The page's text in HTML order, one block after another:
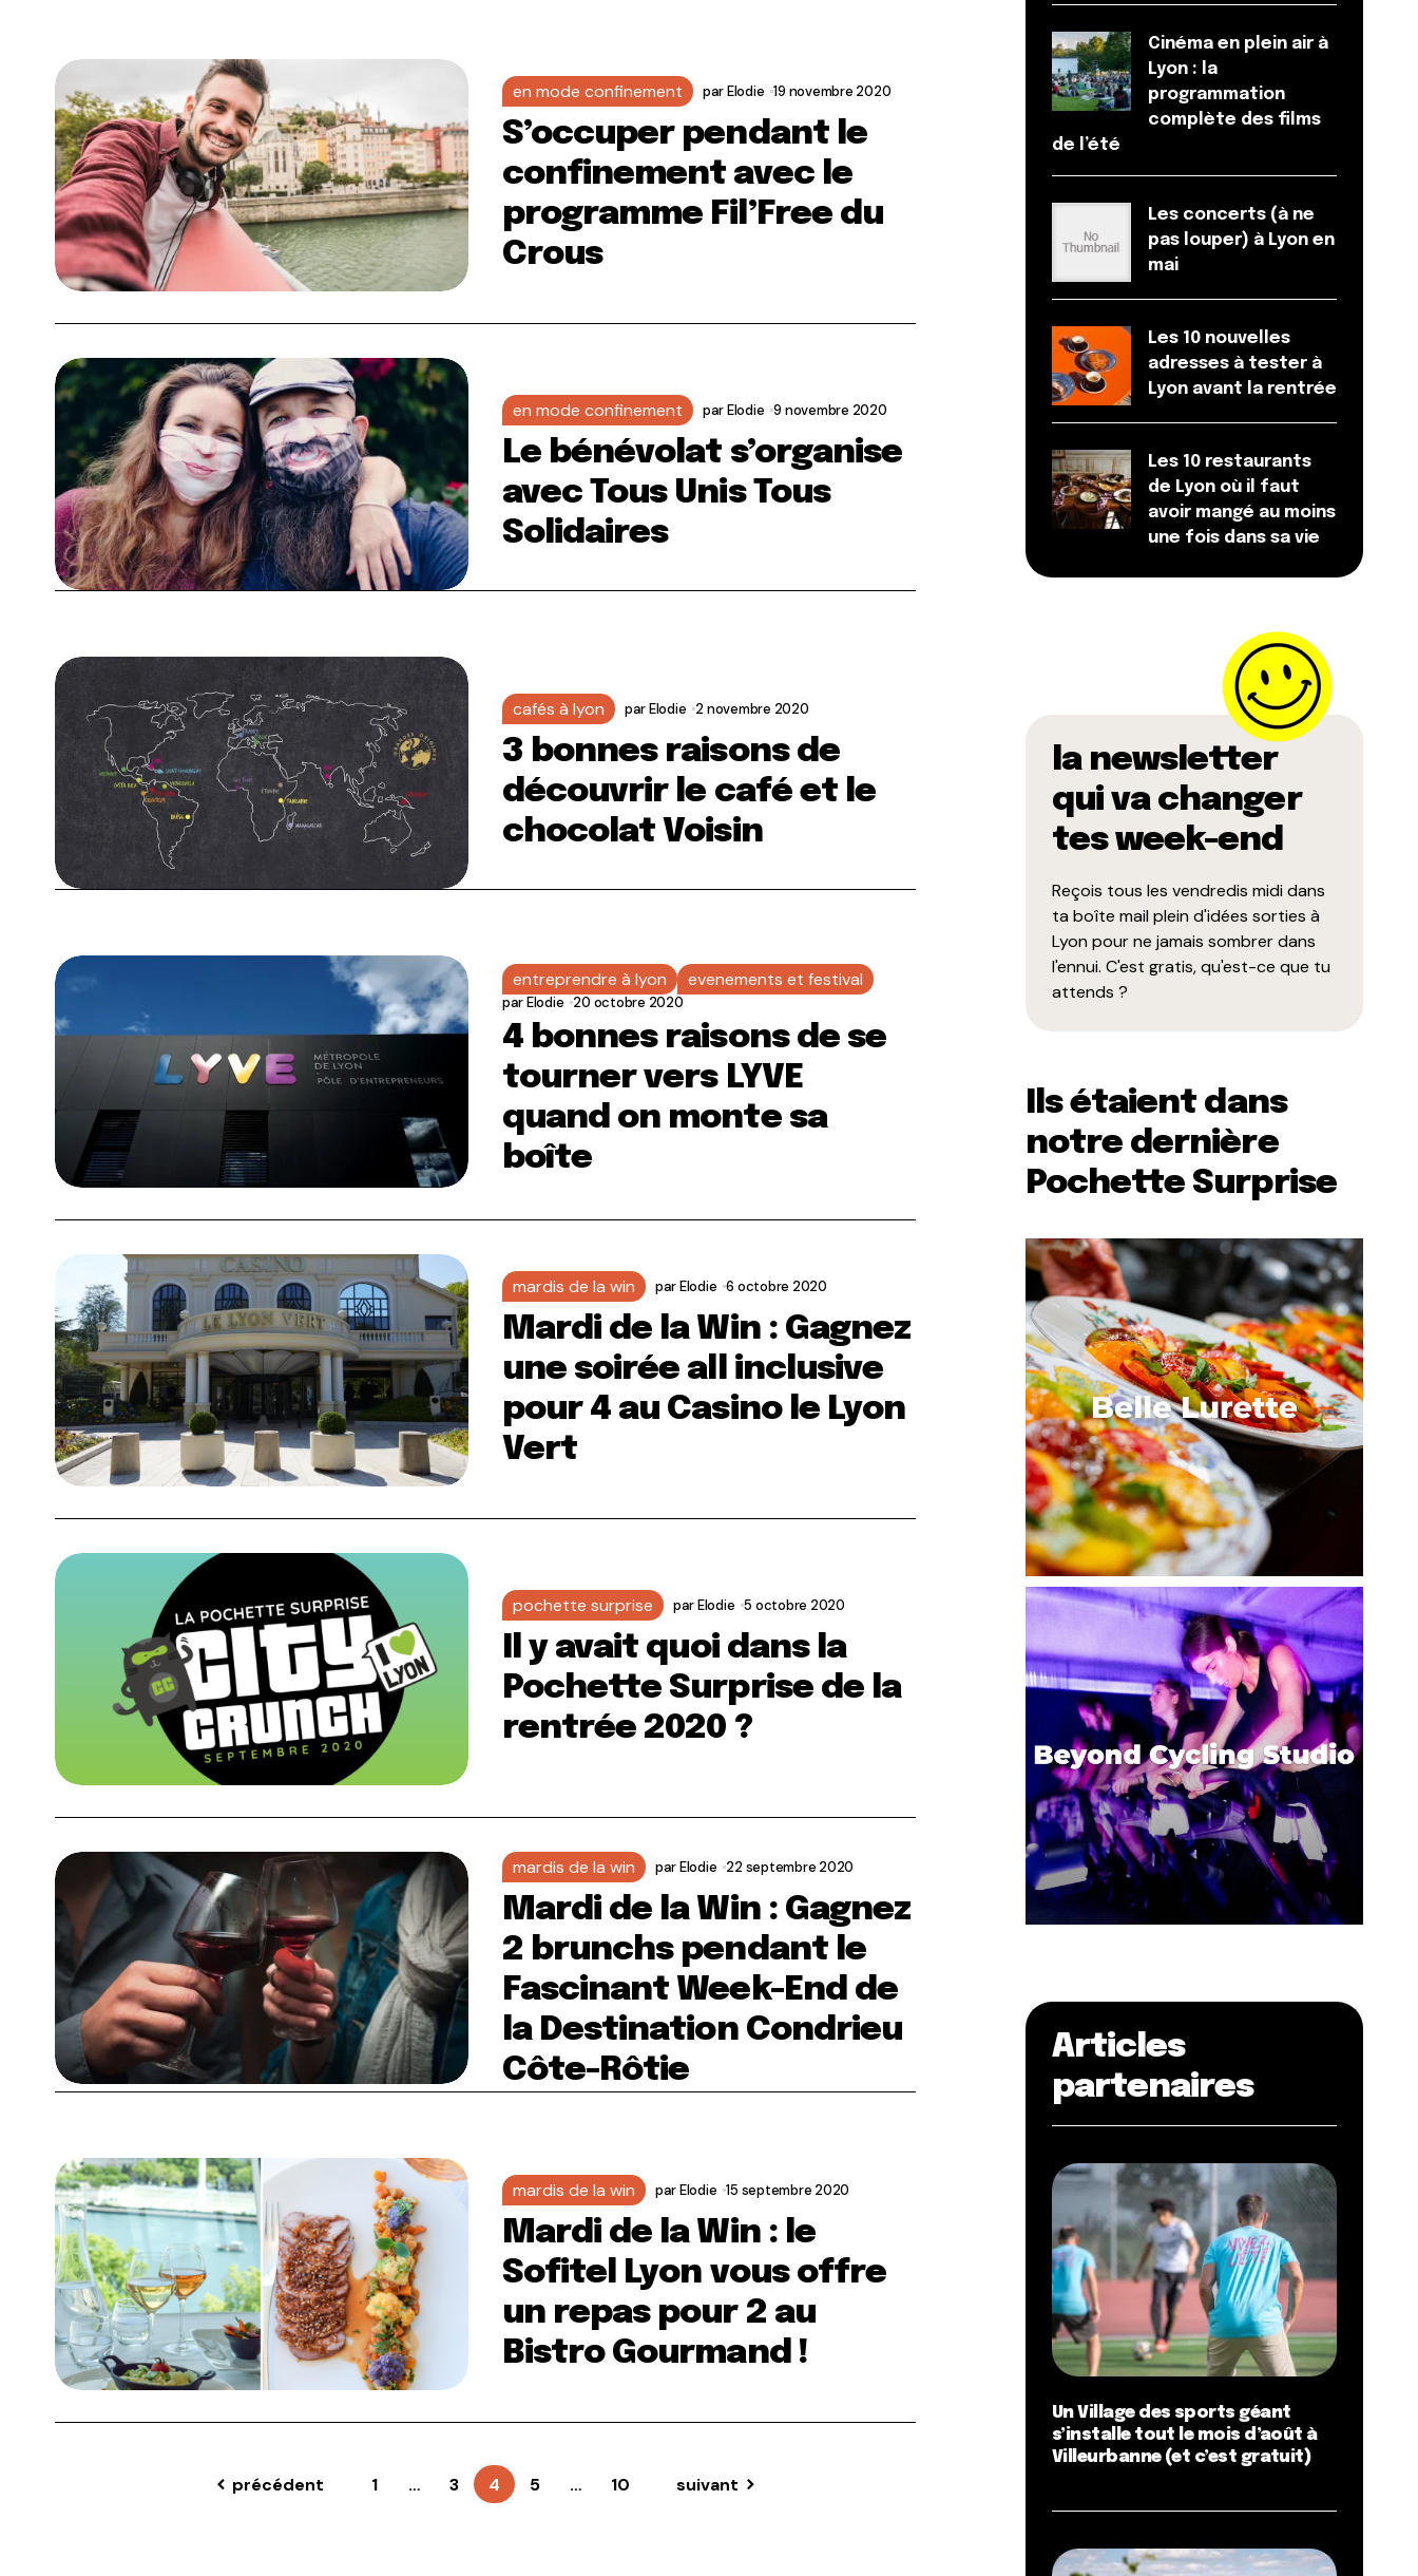
en mode confinement parElodie 19 novembre 2020
S’occuper pendant le
confinement avec le
programme Fil’Free du
Crous
en mode confinement parElodie 9 novembre 2020
Le bénévolat s’organise
avec Tous Unis Tous
Solidaires
cafés à lyon parElodie 2 novembre 2020
3 bonnes raisons de
découvrir le café et le
chocolat Voisin
entreprendre à lyon evenements et festival
parElodie 20 octobre 2020
4 bonnes raisons de se
tourner vers LYVE
quand on monte sa
boîte
mardis de la win parElodie 6 octobre 2020
Mardi de la Win : Gagnez
une soirée all inclusive
pour 4 au Casino le Lyon
Vert
pochette surprise parElodie 5 octobre 2020
Il y avait quoi dans la
Pochette Surprise de la
rentrée 2020 ?
mardis de la win parElodie 22 septembre 2020
Mardi de la Win : Gagnez
2 brunchs pendant le
Fascinant Week-End de
la Destination Condrieu
Côte-Rôtie
mardis de la win parElodie 15 septembre 2020
Mardi de la Win : le
Sofitel Lyon vous offre
un repas pour 2 au
Bistro Gourmand !
précédent 1 … 3 4 5 … 10 suivant
Cinéma en plein air à
Lyon : la
programmation
complète des films
de l’été
Les concerts (à ne
pas louper) à Lyon en
mai
Les 10 nouvelles
adresses à tester à
Lyon avant la rentrée
Les 10 restaurants
de Lyon où il faut
avoir mangé au moins
une fois dans sa vie
la newsletter
qui va changer
tes week-end
Reçois tous les vendredis midi dans
ta boîte mail plein d'idées sorties à
Lyon pour ne jamais sombrer dans
l'ennui. C'est gratis, qu'est-ce que tu
attends ?
Ils étaient dans
notre dernière
Pochette Surprise
Articles
partenaires
Un Village des sports géant
s’installe tout le mois d’août à
Villeurbanne (et c’est gratuit)